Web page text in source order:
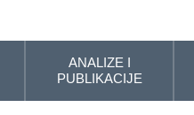
ANALIZE I
PUBLIKACIJE